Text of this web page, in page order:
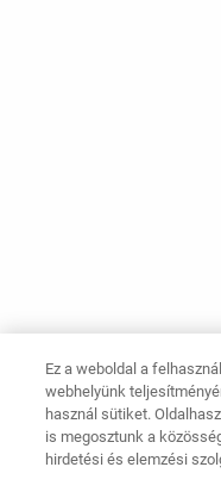
Ez a weboldal a
webhelyünk
használ sütiket.
is megosztunk a
hirdetési és elemzési